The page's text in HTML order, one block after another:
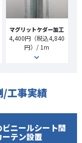
マグリットケダー加工
4,400円（税込4,840
円）/ 1m
/工事実績
ニールシート間
テン設置